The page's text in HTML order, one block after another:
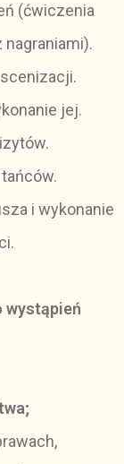
(ćwiczenia
nagraniami).
jej.
i wykonanie
wystąpień